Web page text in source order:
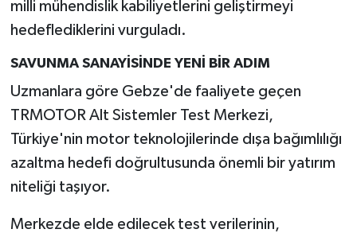
milli mühendislik kabiliyetlerini geliştirmeyi
hedeflediklerini vurguladı.
SAVUNMA SANAYİSİNDE YENİ BİR ADIM
Uzmanlara göre Gebze'de faaliyete geçen
TRMOTOR Alt Sistemler Test Merkezi,
Türkiye'nin motor teknolojilerinde dışa bağımlılığı
azaltma hedefi doğrultusunda önemli bir yatırım
niteliği taşıyor.
Merkezde elde edilecek test verilerinin,